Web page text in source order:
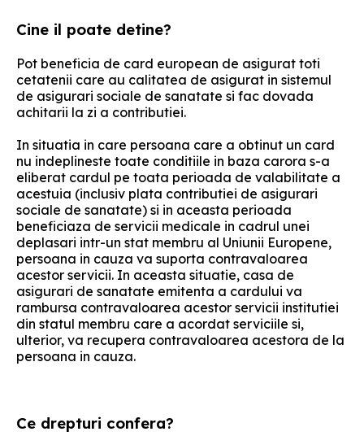
Cine il poate detine?
Pot beneficia de card european de asigurat toti
cetatenii care au calitatea de asigurat in sistemul
de asigurari sociale de sanatate si fac dovada
achitarii la zi a contributiei.
In situatia in care persoana care a obtinut un card
nu indeplineste toate conditiile in baza carora s-a
eliberat cardul pe toata perioada de valabilitate a
acestuia (inclusiv plata contributiei de asigurari
sociale de sanatate) si in aceasta perioada
beneficiaza de servicii medicale in cadrul unei
deplasari intr-un stat membru al Uniunii Europene,
persoana in cauza va suporta contravaloarea
acestor servicii. In aceasta situatie, casa de
asigurari de sanatate emitenta a cardului va
rambursa contravaloarea acestor servicii institutiei
din statul membru care a acordat serviciile si,
ulterior, va recupera contravaloarea acestora de la
persoana in cauza.
Ce drepturi confera?